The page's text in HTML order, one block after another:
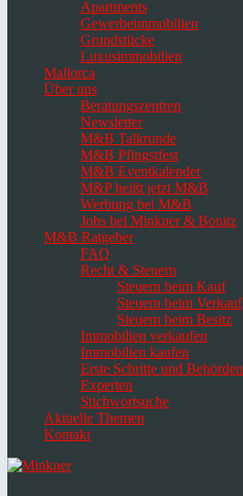
Apartments
Gewerbeimmobilien
Grundstücke
Luxusimmobilien
Mallorca
Über uns
Beratungszentren
Newsletter
M&B Talkrunde
M&B Pfingstfest
M&B Eventkalender
M&P heißt jetzt M&B
Werbung bei M&B
Jobs bei Minkner & Bonitz
M&B Ratgeber
FAQ
Recht & Steuern
Steuern beim Kauf
Steuern beim Verkauf
Steuern beim Besitz
Immobilien verkaufen
Immobilien kaufen
Erste Schritte und Behörden
Experten
Stichwortsuche
Aktuelle Themen
Kontakt